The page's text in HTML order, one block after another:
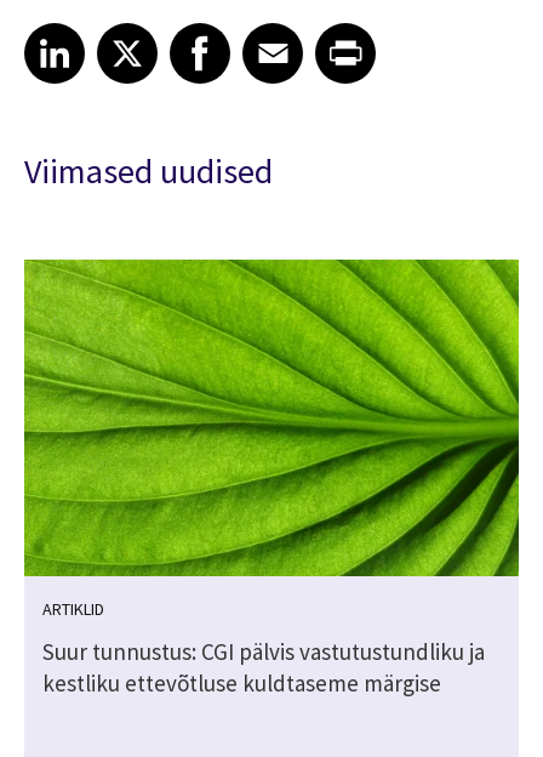
Share article on LinkedIn
LinkedIn
Share article on XShare article on Facebook
Facebook
Share article on Email
EmailShare article on Print
Viimased uudised
ARTIKLID
Suur tunnustus: CGI pälvis vastutustundliku ja
kestliku ettevõtluse kuldtaseme märgise